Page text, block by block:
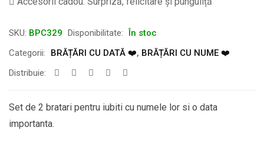
SKU: BPC329 Disponibilitate: În stoc
Categorii:
BRĂȚĂRI CU DATĂ ❤️, BRĂȚĂRI CU NUME ❤️
Distribuie:
Set de 2 bratari pentru iubiti cu numele lor si o data
importanta.